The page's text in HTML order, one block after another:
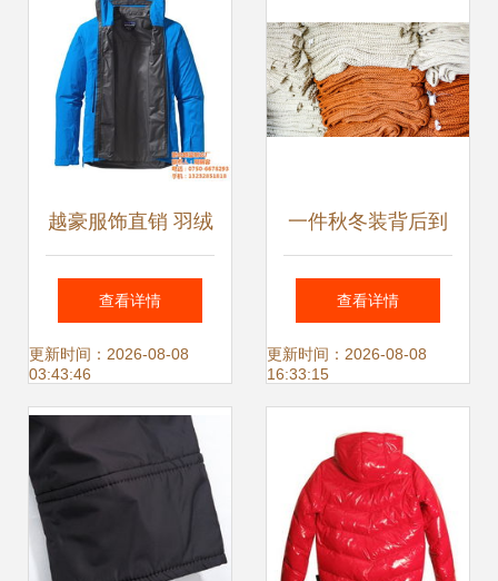
绒服饰产品展示
越豪服饰直销 羽绒
新时尚，高清大图
见证匠心品质
查看详情
更新时间：2026-08-08
03:43:46
一件秋冬装背后到
底藏着多少秘密
查看详情
更新时间：2026-08-08
16:33:15